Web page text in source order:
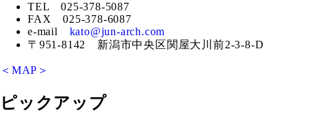
TEL 025-378-5087
FAX 025-378-6087
e-mail kato@jun-arch.com
〒951-8142 新潟市中央区関屋大川前2-3-8-D
＜MAP＞
ピックアップ